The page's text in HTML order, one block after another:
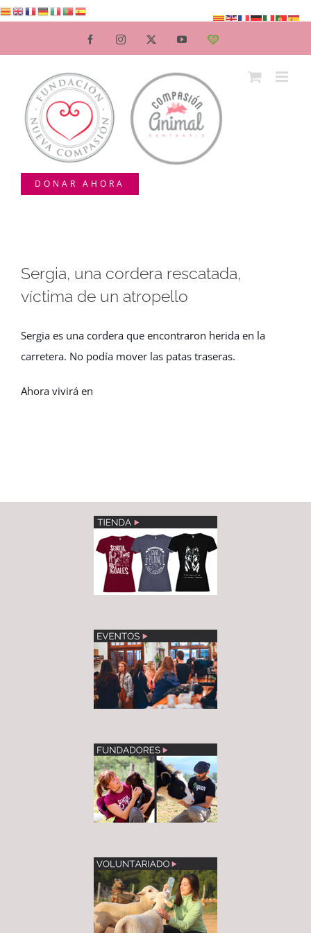
al
contenido
FacebookInstagram
X YouTubeTeaming
DONAR AHORA
Sergia, una cordera rescatada,
víctima de un atropello
Sergia es una cordera que encontraron herida en la
carretera. No podía mover las patas traseras.
Ahora vivirá en